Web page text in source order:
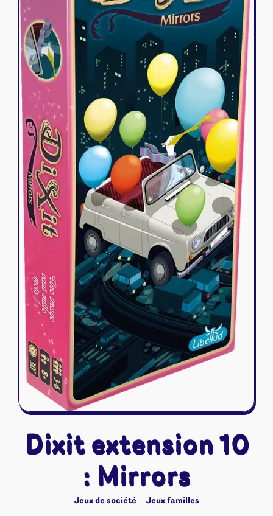
Naruto Mythos
Autres
Tapis de jeu
Dixit extension 10
: Mirrors
Jeux de société Jeux familles